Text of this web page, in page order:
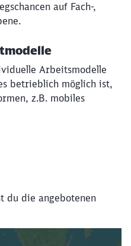
auf Fach-,
Arbeitsmodelle
betrieblich möglich ist,
z.B. mobiles
du die angebotenen